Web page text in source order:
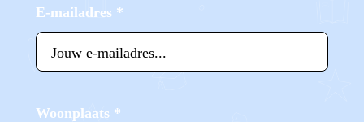
E-mailadres *
Woonplaats *